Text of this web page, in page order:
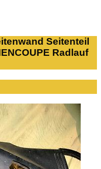
Seitenteil
Radlauf